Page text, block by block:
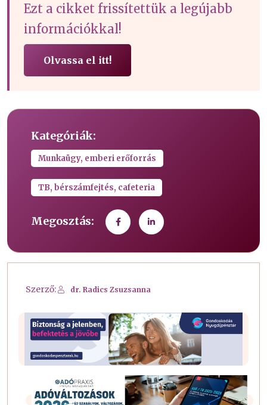
Ezt a cikket frissítettük a legújabb
információkkal!
Olvassa el itt!
Kategóriák:
Munkaügy, emberi erőforrás
TB, bérszámfejtés, cafeteria
Megosztás:
Szerző: dr. Radics Zsuzsanna